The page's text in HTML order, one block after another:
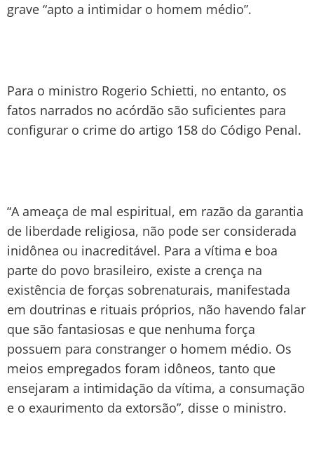
grave “apto a intimidar o homem médio”.
Para o ministro Rogerio Schietti, no entanto, os
fatos narrados no acórdão são suficientes para
configurar o crime do artigo 158 do Código Penal.
“A ameaça de mal espiritual, em razão da garantia
de liberdade religiosa, não pode ser considerada
inidônea ou inacreditável. Para a vítima e boa
parte do povo brasileiro, existe a crença na
existência de forças sobrenaturais, manifestada
em doutrinas e rituais próprios, não havendo falar
que são fantasiosas e que nenhuma força
possuem para constranger o homem médio. Os
meios empregados foram idôneos, tanto que
ensejaram a intimidação da vítima, a consumação
e o exaurimento da extorsão”, disse o ministro.